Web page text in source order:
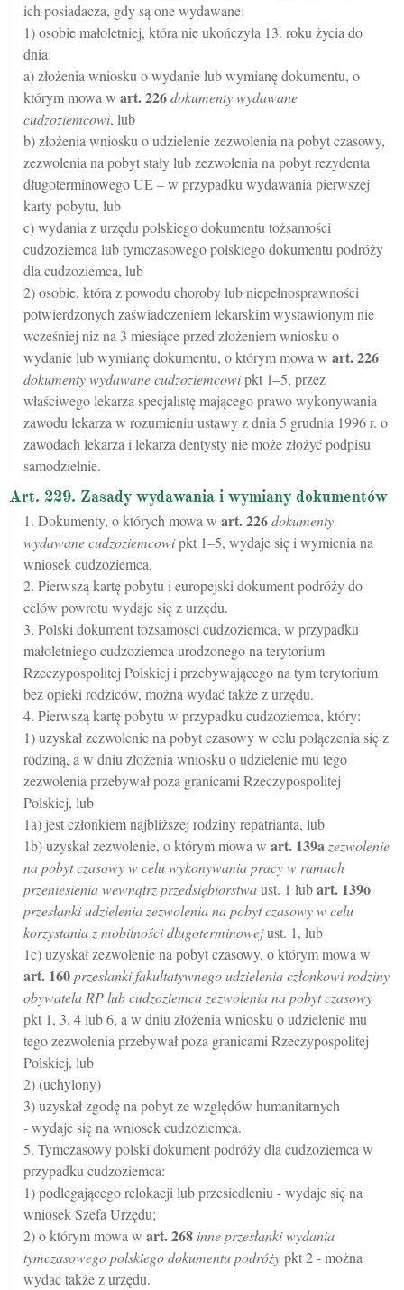
ich posiadacza, gdy są one wydawane:
1) osobie małoletniej, która nie ukończyła 13. roku życia do
dnia:
a) złożenia wniosku o wydanie lub wymianę dokumentu, o
którym mowa w art.226dokumenty wydawane
cudzoziemcowi, lub
b) złożenia wniosku o udzielenie zezwolenia na pobyt czasowy,
zezwolenia na pobyt stały lub zezwolenia na pobyt rezydenta
długoterminowego UE – w przypadku wydawania pierwszej
karty pobytu, lub
c) wydania z urzędu polskiego dokumentu tożsamości
cudzoziemca lub tymczasowego polskiego dokumentu podróży
dla cudzoziemca, lub
2) osobie, która z powodu choroby lub niepełnosprawności
potwierdzonych zaświadczeniem lekarskim wystawionym nie
wcześniej niż na 3 miesiące przed złożeniem wniosku o
wydanie lub wymianę dokumentu, o którym mowa w art.226
dokumenty wydawane cudzoziemcowipkt 1–5, przez
właściwego lekarza specjalistę mającego prawo wykonywania
zawodu lekarza w rozumieniu ustawy z dnia 5 grudnia 1996 r. o
zawodach lekarza i lekarza dentysty nie może złożyć podpisu
samodzielnie.
Art. 229. Zasady wydawania i wymiany dokumentów
1. Dokumenty, o których mowa w art.226dokumenty
wydawane cudzoziemcowipkt 1–5, wydaje się i wymienia na
wniosek cudzoziemca.
2. Pierwszą kartę pobytu i europejski dokument podróży do
celów powrotu wydaje się z urzędu.
3. Polski dokument tożsamości cudzoziemca, w przypadku
małoletniego cudzoziemca urodzonego na terytorium
Rzeczypospolitej Polskiej i przebywającego na tym terytorium
bez opieki rodziców, można wydać także z urzędu.
4. Pierwszą kartę pobytu w przypadku cudzoziemca, który:
1) uzyskał zezwolenie na pobyt czasowy w celu połączenia się z
rodziną, a w dniu złożenia wniosku o udzielenie mu tego
zezwolenia przebywał poza granicami Rzeczypospolitej
Polskiej, lub
1a) jest członkiem najbliższej rodziny repatrianta, lub
1b) uzyskał zezwolenie, o którym mowa w art. 139a zezwolenie
na pobyt czasowy w celu wykonywania pracy w ramach
przeniesienia wewnątrz przedsiębiorstwaust. 1 lubart. 139o
przesłanki udzielenia zezwolenia na pobyt czasowy w celu
korzystania z mobilności długoterminowejust. 1, lub
1c) uzyskał zezwolenie na pobyt czasowy, o którym mowa w
art. 160przesłanki fakultatywnego udzielenia członkowi rodziny
obywatela RP lub cudzoziemca zezwolenia na pobyt czasowy
pkt 1, 3, 4 lub 6, a w dniu złożenia wniosku o udzielenie mu
tego zezwolenia przebywał poza granicami Rzeczypospolitej
Polskiej, lub
2) (uchylony)
3) uzyskał zgodę na pobyt ze względów humanitarnych
- wydaje się na wniosek cudzoziemca.
5. Tymczasowy polski dokument podróży dla cudzoziemca w
przypadku cudzoziemca:
1) podlegającego relokacji lub przesiedleniu - wydaje się na
wniosek Szefa Urzędu;
2) o którym mowa w art.268 inne przesłanki wydania
tymczasowego polskiego dokumentu podróżypkt 2 - można
wydać także z urzędu.